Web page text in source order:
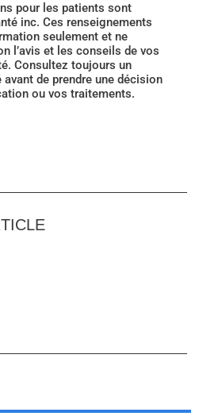
pour les patients sont
inc. Ces renseignements
seulement et ne
l’avis et les conseils de vos
Consultez toujours un
de prendre une décision
ou vos traitements.